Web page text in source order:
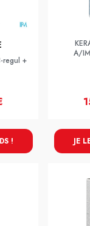
regul +
!
A/
JE